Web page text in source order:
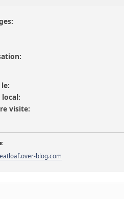
local:
visite:
blog.com